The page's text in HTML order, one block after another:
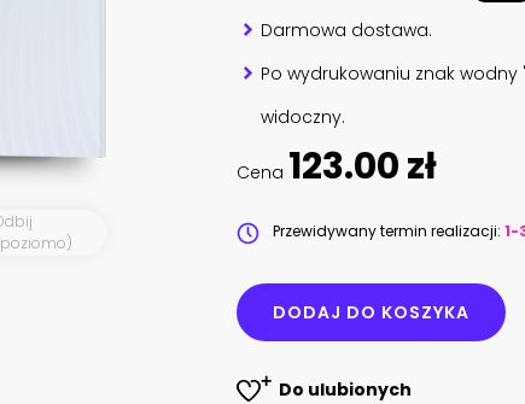
Darmowa dostawa.
Po wydrukowaniu znak
widoczny.
Cena 123.00 zł
Przewidywany termin realizacji: 1-
DODAJ DO KOSZYKA
Do ulubionych